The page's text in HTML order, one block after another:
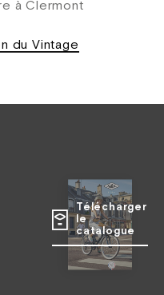
à Clermont
du Vintage
Télécharger
le
catalogue